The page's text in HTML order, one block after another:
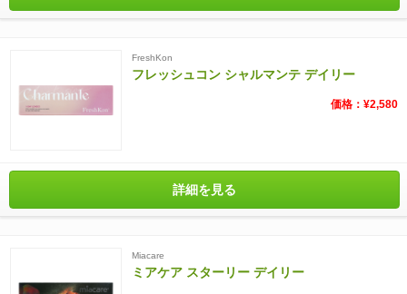
FreshKon
フレッシュコン シャルマンテ デイリー
価格：¥2,580
詳細を見る
Miacare
ミアケア スターリー デイリー